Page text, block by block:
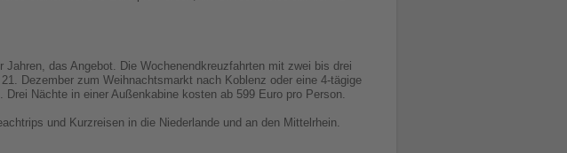
das Angebot. Die Wochenendkreuzfahrten mit zwei bis drei
Dezember zum Weihnachtsmarkt nach Koblenz oder eine 4-tägige
Nächte in einer Außenkabine kosten ab 599 Euro pro Person.
und Kurzreisen in die Niederlande und an den Mittelrhein.